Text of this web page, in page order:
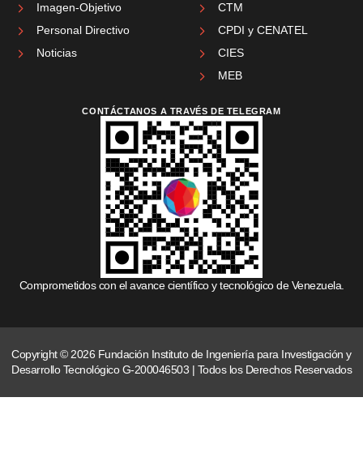
Imagen-Objetivo
Personal Directivo
Noticias
CTM
CPDI y CENATEL
CIES
MEB
CONTÁCTANOS A TRAVÉS DE TELEGRAM
Comprometidos con el avance científico y tecnológico de Venezuela.
Copyright © 2026 Fundación Instituto de Ingeniería para Investigación y
Desarrollo Tecnológico G-200046503 | Todos los Derechos Reservados